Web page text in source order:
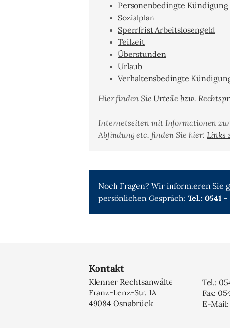
Personenbedingte Kündigung
Sozialplan
Sperrfrist Arbeitslosengeld
Teilzeit
Überstunden
Urlaub
Verhaltensbedingte
Hier finden Sie Urteile bzw.
Internetseiten mit Informationen
Abfindung etc. finden Sie hier: Links
Noch Fragen? Wir informieren Sie
persönlichen Gespräch: Tel.: 0541 -
Kontakt
Klenner Rechtsanwälte
Franz-Lenz-Str. 1A
49084 Osnabrück
Tel.:
Fax:
E-